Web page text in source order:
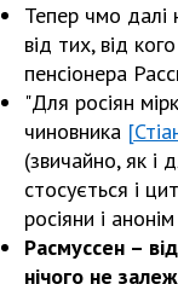
Тепер чмо далі
від тих, від
пенсіонера
"Для росіян
чиновника
(звичайно, як
стосується і
росіяни і
Расмуссен –
нічого не